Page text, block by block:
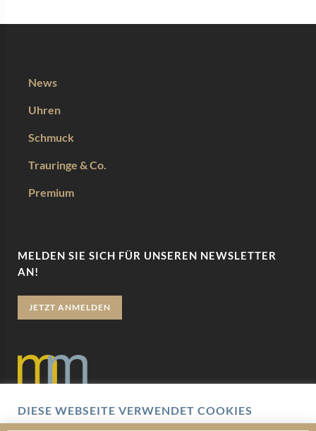
News
Uhren
Schmuck
Trauringe & Co.
Premium
MELDEN SIE SICH FÜR UNSEREN NEWSLETTER
AN!
JETZT ANMELDEN
Datenschutz
DIESE WEBSEITE VERWENDET COOKIES
Wir verwenden Cookies um Ihnen eine optimale